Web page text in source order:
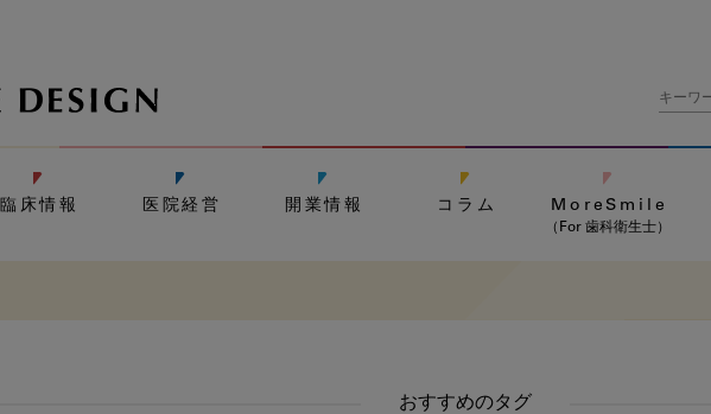
臨床情報 医院経営 開業情報 コラム MoreSmile
（For 歯科衛生士）
おすすめのタグ